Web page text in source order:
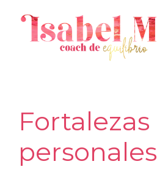
contenido
Fortalezas
personales